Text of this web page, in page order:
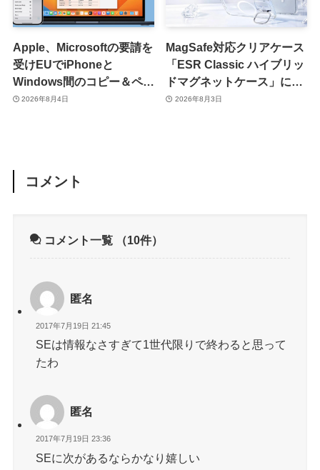
Apple、Microsoftの要請を
受けEUでiPhoneと
Windows間のコピー＆ペー
スト機能を提供へ
2026年8月4日
MagSafe対応クリアケース
「ESR Classic ハイブリッ
ドマグネットケース」に黄
ばみへの耐久性を向上させ
2026年8月3日
コメント
コメント一覧 （10件）
匿名
2017年7月19日 21:45
SEは情報なさすぎて1世代限りで終わると思って
たわ
匿名
2017年7月19日 23:36
SEに次があるならかなり嬉しい